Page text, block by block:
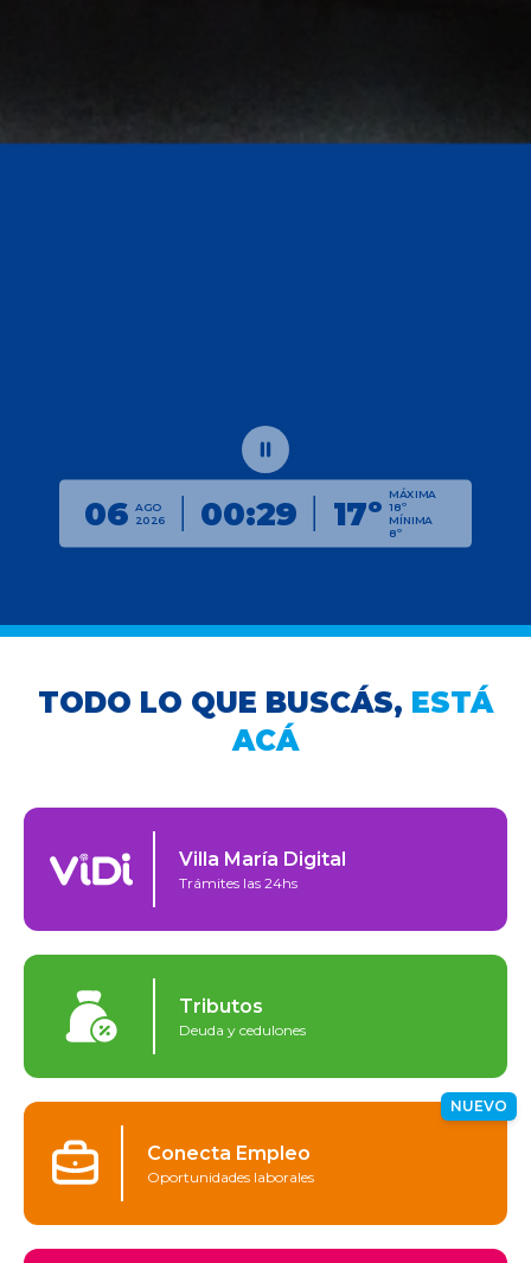
06 AGO
2026
00:29 17º
MÁXIMA
18º
MÍNIMA
8º
TODO LO QUE BUSCÁS, ESTÁ
ACÁ
Villa María Digital
Trámites las 24hs
Tributos
Deuda y cedulones
NUEVO
Conecta Empleo
Oportunidades laborales